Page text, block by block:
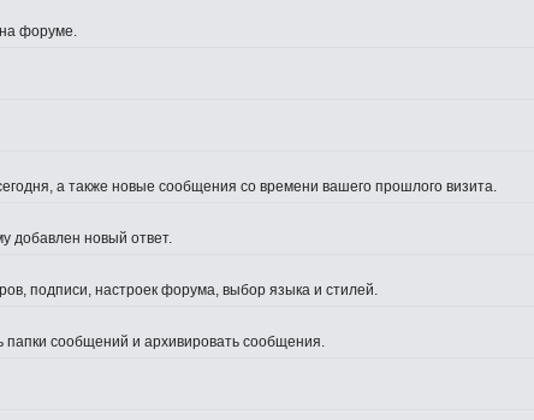
форуме.
а также новые сообщения со времени вашего прошлого визита.
добавлен новый ответ.
подписи, настроек форума, выбор языка и стилей.
папки сообщений и архивировать сообщения.